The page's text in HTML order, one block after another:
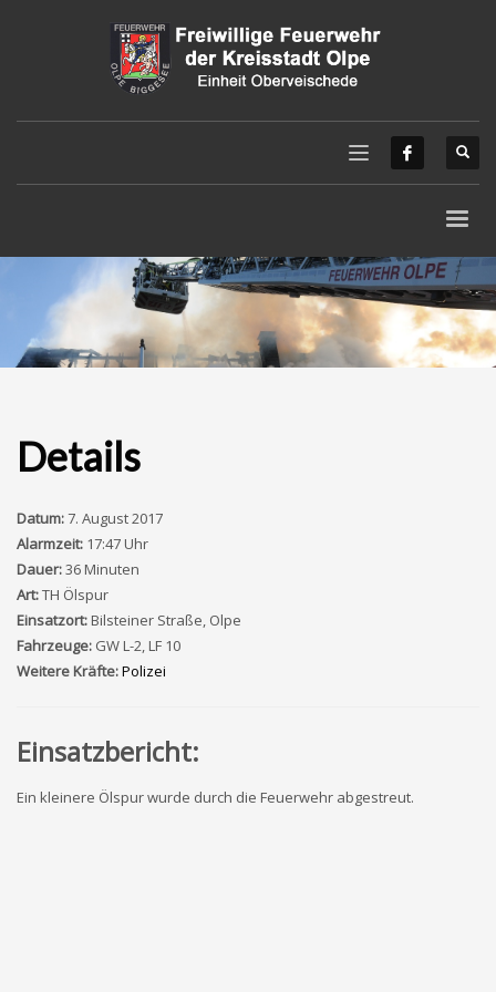
Details
Datum:7. August 2017
Alarmzeit: 17:47 Uhr
Dauer:36 Minuten
Art:TH Ölspur
Einsatzort:Bilsteiner Straße, Olpe
Fahrzeuge: GW L-2, LF 10
Weitere Kräfte:Polizei
Einsatzbericht:
Ein kleinere Ölspur wurde durch die Feuerwehr abgestreut.